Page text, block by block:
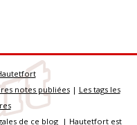
notes publiées| Les tags les
de ce blog | Hautetfort est